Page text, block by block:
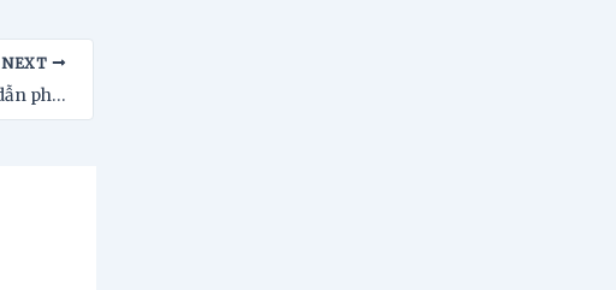
NEXT
Tokyo ra mắt bản đồ nhiệt hướng dẫn phòng chống say nắng